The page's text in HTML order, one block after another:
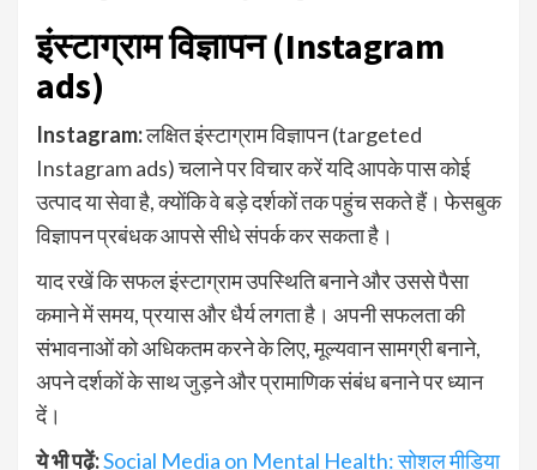
इंस्टाग्राम विज्ञापन (Instagram
ads)
Instagram:लक्षित इंस्टाग्राम विज्ञापन (targeted
Instagram ads) चलाने पर विचार करें यदि आपके पास कोई
उत्पाद या सेवा है, क्योंकि वे बड़े दर्शकों तक पहुंच सकते हैं। फेसबुक
विज्ञापन प्रबंधक आपसे सीधे संपर्क कर सकता है।
याद रखें कि सफल इंस्टाग्राम उपस्थिति बनाने और उससे पैसा
कमाने में समय, प्रयास और धैर्य लगता है। अपनी सफलता की
संभावनाओं को अधिकतम करने के लिए, मूल्यवान सामग्री बनाने,
अपने दर्शकों के साथ जुड़ने और प्रामाणिक संबंध बनाने पर ध्यान
दें।
ये भी पढ़ें:Social Media on Mental Health: सोशल मीडिया